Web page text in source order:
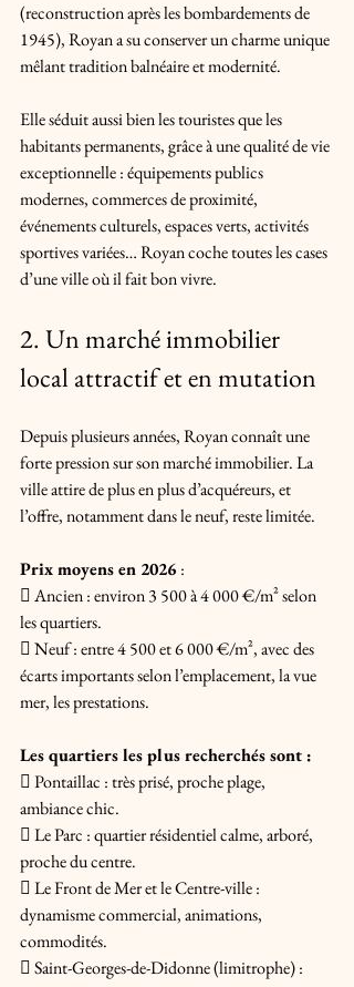
(reconstruction après les bombardements de
1945), Royan a su conserver un charme unique
mêlant tradition balnéaire et modernité.
Elle séduit aussi bien les touristes que les
habitants permanents, grâce à une qualité de vie
exceptionnelle : équipements publics
modernes, commerces de proximité,
événements culturels, espaces verts, activités
sportives variées… Royan coche toutes les cases
d’une ville où il fait bon vivre.
2. Un marché immobilier
local attractif et en mutation
Depuis plusieurs années, Royan connaît une
forte pression sur son marché immobilier. La
ville attire de plus en plus d’acquéreurs, et
l’offre, notamment dans le neuf, reste limitée.
Prix moyens en 2026 :
 Ancien : environ 3 500 à 4 000 €/m² selon
les quartiers.
 Neuf : entre 4 500 et 6 000 €/m², avec des
écarts importants selon l’emplacement, la vue
mer, les prestations.
Les quartiers les plus recherchés sont :
 Pontaillac : très prisé, proche plage,
ambiance chic.
 Le Parc : quartier résidentiel calme, arboré,
proche du centre.
 Le Front de Mer et le Centre-ville :
dynamisme commercial, animations,
commodités.
 Saint-Georges-de-Didonne (limitrophe) :